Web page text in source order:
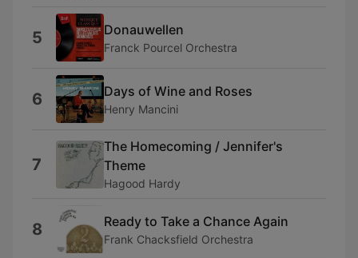
5 Donauwellen
Franck Pourcel Orchestra
6 Days of Wine and Roses
Henry Mancini
7
The Homecoming / Jennifer's
Theme
Hagood Hardy
8 Ready to Take a Chance Again
Frank Chacksfield Orchestra